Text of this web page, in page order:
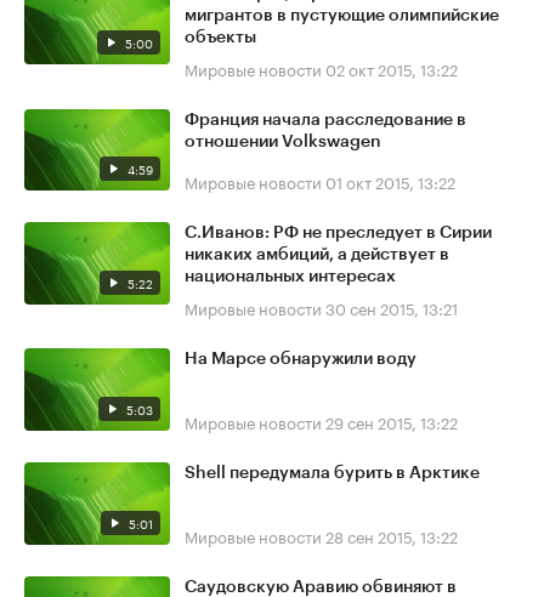
5:00
мигрантов в пустующие олимпийские
объекты
Мировые новости 02 окт 2015, 13:22
4:59
Франция начала расследование в
отношении Volkswagen
Мировые новости 01 окт 2015, 13:22
5:22
С.Иванов: РФ не преследует в Сирии
никаких амбиций, а действует в
национальных интересах
Мировые новости 30 сен 2015, 13:21
5:03
На Марсе обнаружили воду
Мировые новости 29 сен 2015, 13:22
5:01
Shell передумала бурить в Арктике
Мировые новости 28 сен 2015, 13:22
Саудовскую Аравию обвиняют в